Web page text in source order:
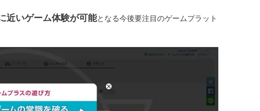
近いゲーム体験が可能となる今後要注目のゲームプラット